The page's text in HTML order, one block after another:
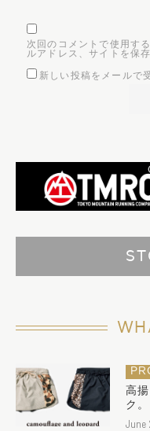
次回のコメントで使用す
ルアドレス、サイトを保存
新しい投稿をメールで
高
ク。
June